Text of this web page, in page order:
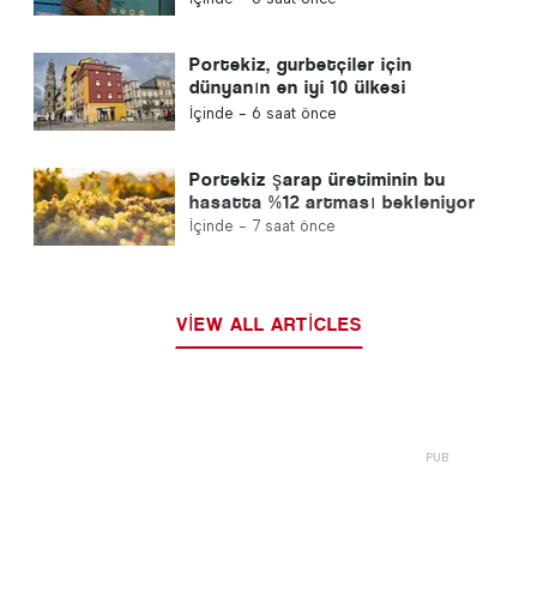
Portekiz, gurbetçiler için
dünyanın en iyi 10 ülkesi
arasında yer aldı
İçinde - 6 saat önce
Portekiz şarap üretiminin bu
hasatta %12 artması bekleniyor
İçinde - 7 saat önce
VIEW ALL ARTICLES